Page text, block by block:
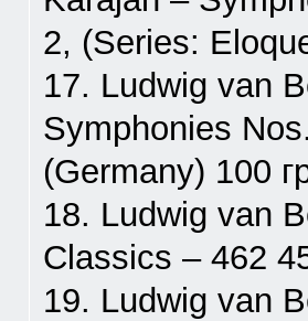
2, (Series:
17. Ludwig van
Symphonies
(Germany) 100
18. Ludwig van
Classics ‎– 462
19. Ludwig van